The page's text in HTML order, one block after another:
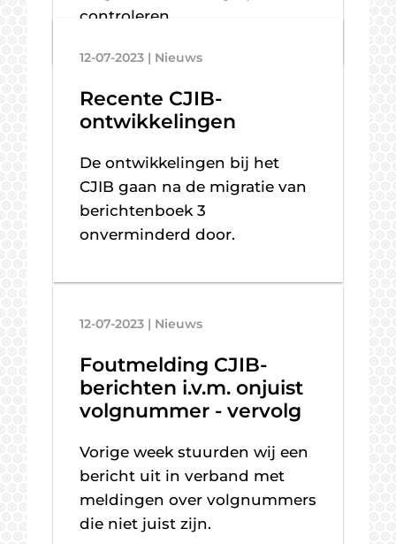
controleren.
12-07-2023 | Nieuws
Recente CJIB-
ontwikkelingen
De ontwikkelingen bij het
CJIB gaan na de migratie van
berichtenboek 3
onverminderd door.
12-07-2023 | Nieuws
Foutmelding CJIB-
berichten i.v.m. onjuist
volgnummer - vervolg
Vorige week stuurden wij een
bericht uit in verband met
meldingen over volgnummers
die niet juist zijn.